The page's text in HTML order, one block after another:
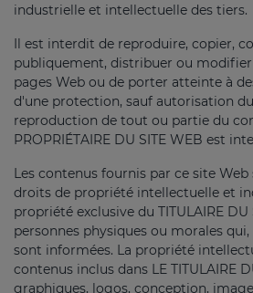
industrielle et intellectuelle des tiers.
Il est interdit de reproduire, copier,
publiquement, distribuer ou modifier
pages Web ou de porter atteinte à
d'une protection, sauf autorisation
reproduction de tout ou partie du
PROPRIÉTAIRE DU SITE WEB est
Les contenus fournis par ce site
droits de propriété intellectuelle et
propriété exclusive du TITULAIRE DU
personnes physiques ou morales qui,
sont informées. La propriété
contenus inclus dans LE TITULAIRE
graphiques, logos, conception,